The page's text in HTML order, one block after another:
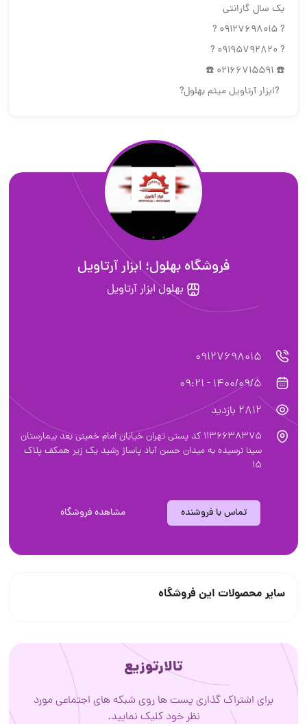
یک سال گارانتی
? 09127698015 ?
? 09195792820 ?
☎️ 02166715591 ☎️
?ابزار آرتاویل میثم بهلول?
فروشگاه بهلول؛ ابزار آرتاویل
بهلول ابزار آرتاویل
09127698015
1400/09/5 - 09:21
2812 بازدید
1136638375 کد پستی تهران خیابان امام خمینی بعد بیمارستان
سینا نرسیده به میدان حسن آباد پاساژ رشید یک زیر همکف پلاک
۱۵
تماس با فروشنده مشاهده فروشگاه
سایر محصولات این فروشگاه
تالارتوزیع
برای اشتراک گذاری پست ها روی شبکه های اجتماعی مورد
نظر خود کلیک نمایید.